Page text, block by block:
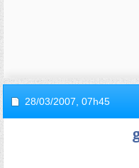
28/03/2007, 07h45